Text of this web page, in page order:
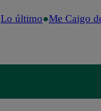
último Me Caigo de